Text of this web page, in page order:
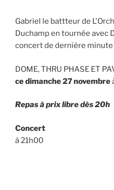
Gabriel le battteur de
Duchamp en tournée avec
concert de dernière minute
DOME, THRU PHASE ET
ce dimanche 27 novembre
Repas à prix libre dès 20h
Concert
à 21h00